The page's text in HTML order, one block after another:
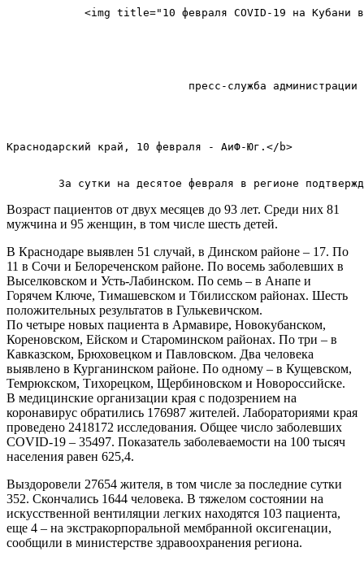
<img title="10 февраля COVID-19 на Кубани
пресс-служба
Краснодарский край, 10 февраля - АиФ-Юг.</b>
Возраст пациентов от двух месяцев до 93 лет. Среди них 81
мужчина и 95 женщин, в том числе шесть детей.
В Краснодаре выявлен 51 случай, в Динском районе – 17. По
11 в Сочи и Белореченском районе. По восемь заболевших в
Выселковском и Усть-Лабинском. По семь – в Анапе и
Горячем Ключе, Тимашевском и Тбилисском районах. Шесть
положительных результатов в Гулькевичском.
По четыре новых пациента в Армавире, Новокубанском,
Кореновском, Ейском и Староминском районах. По три – в
Кавказском, Брюховецком и Павловском. Два человека
выявлено в Курганинском районе. По одному – в Кущевском,
Темрюкском, Тихорецком, Щербиновском и Новороссийске.
В медицинские организации края с подозрением на
коронавирус обратились 176987 жителей. Лабораториями края
проведено 2418172 исследования. Общее число заболевших
COVID-19 – 35497. Показатель заболеваемости на 100 тысяч
населения равен 625,4.
Выздоровели 27654 жителя, в том числе за последние сутки
352. Скончались 1644 человека. В тяжелом состоянии на
искусственной вентиляции легких находятся 103 пациента,
еще 4 – на экстракорпоральной мембранной оксигенации,
сообщили в министерстве здравоохранения региона.